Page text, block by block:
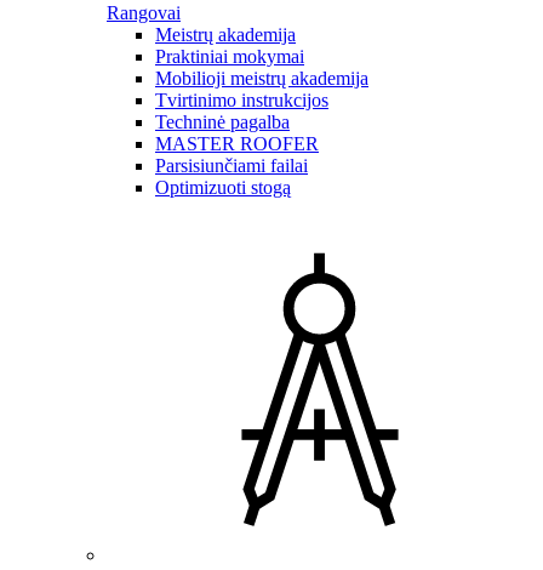
Rangovai
Meistrų akademija
Praktiniai mokymai
Mobilioji meistrų akademija
Tvirtinimo instrukcijos
Techninė pagalba
MASTER ROOFER
Parsisiunčiami failai
Optimizuoti stogą